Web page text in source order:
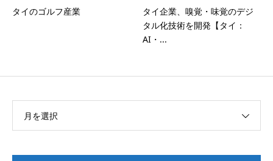
タイのゴルフ産業
タイ企業、嗅覚・味覚のデジ
タル化技術を開発【タイ：
AI・...
月を選択